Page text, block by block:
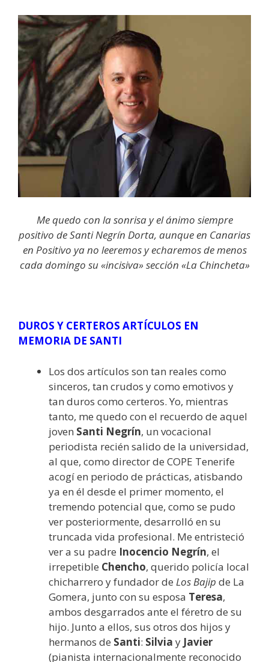
Me quedo con la sonrisa y el ánimo siempre
positivo de Santi Negrín Dorta, aunque en Canarias
en Positivo ya no leeremos y echaremos de menos
cada domingo su «incisiva» sección «La Chincheta»
DUROS Y CERTEROS ARTÍCULOS EN
MEMORIA DE SANTI
Los dos artículos son tan reales como
sinceros, tan crudos y como emotivos y
tan duros como certeros. Yo, mientras
tanto, me quedo con el recuerdo de aquel
joven Santi Negrín, un vocacional
periodista recién salido de la universidad,
al que, como director de COPE Tenerife
acogí en periodo de prácticas, atisbando
ya en él desde el primer momento, el
tremendo potencial que, como se pudo
ver posteriormente, desarrolló en su
truncada vida profesional. Me entristeció
ver a su padre Inocencio Negrín, el
irrepetible Chencho, querido policía local
chicharrero y fundador de Los Bajip de La
Gomera, junto con su esposa Teresa,
ambos desgarrados ante el féretro de su
hijo. Junto a ellos, sus otros dos hijos y
hermanos de Santi: Silvia y Javier
(pianista internacionalmente reconocido